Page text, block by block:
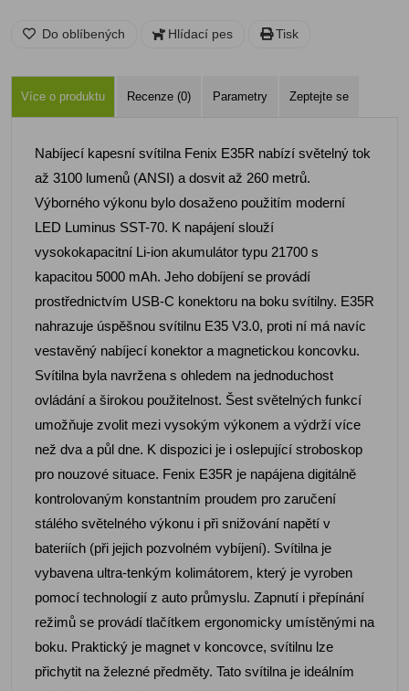
Do oblíbených Hlídací pes Tisk
Více o produktu Recenze (0) Parametry Zeptejte se
Nabíjecí kapesní svítilna Fenix E35R nabízí světelný tok
až 3100 lumenů (ANSI) a dosvit až 260 metrů.
Výborného výkonu bylo dosaženo použitím moderní
LED Luminus SST-70. K napájení slouží
vysokokapacitní Li-ion akumulátor typu 21700 s
kapacitou 5000 mAh. Jeho dobíjení se provádí
prostřednictvím USB-C konektoru na boku svítilny. E35R
nahrazuje úspěšnou svítilnu E35 V3.0, proti ní má navíc
vestavěný nabíjecí konektor a magnetickou koncovku.
Svítilna byla navržena s ohledem na jednoduchost
ovládání a širokou použitelnost. Šest světelných funkcí
umožňuje zvolit mezi vysokým výkonem a výdrží více
než dva a půl dne. K dispozici je i oslepující stroboskop
pro nouzové situace. Fenix E35R je napájena digitálně
kontrolovaným konstantním proudem pro zaručení
stálého světelného výkonu i při snižování napětí v
bateriích (při jejich pozvolném vybíjení). Svítilna je
vybavena ultra-tenkým kolimátorem, který je vyroben
pomocí technologií z auto průmyslu. Zapnutí i přepínání
režimů se provádí tlačítkem ergonomicky umístěnými na
boku. Praktický je magnet v koncovce, svítilnu lze
přichytit na železné předměty. Tato svítilna je ideálním